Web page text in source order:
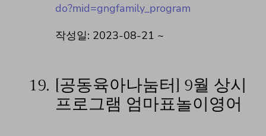
do?mid=gngfamily_program
작성일: 2023-08-21 ~
19.
[공동육아나눔터] 9월 상시
프로그램 엄마표놀이영어